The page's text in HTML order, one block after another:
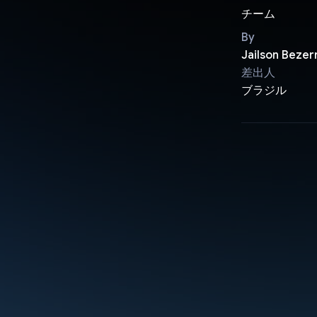
チーム
By
Jailson
差出人
ブラジル